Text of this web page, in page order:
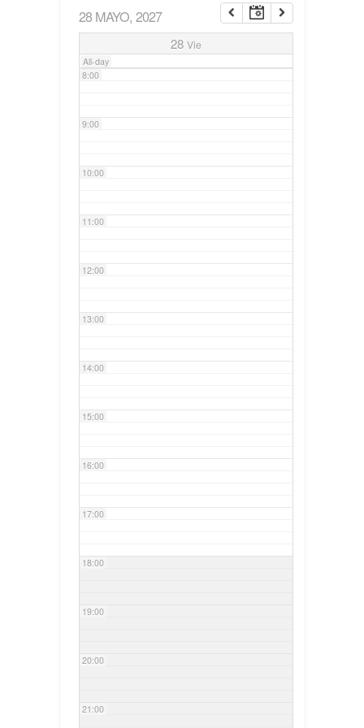
28 MAYO, 2027
28 Vie
All-day
7:00
8:00
9:00
10:00
11:00
12:00
13:00
14:00
15:00
16:00
17:00
18:00
19:00
20:00
21:00